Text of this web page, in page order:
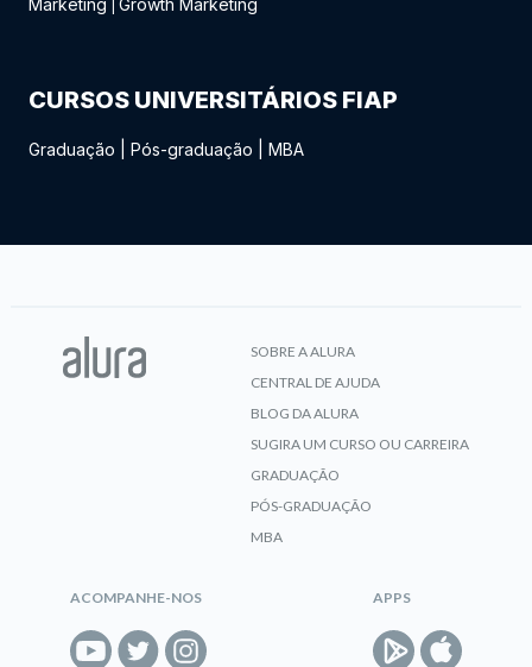
Marketing
Growth Marketing
CURSOS UNIVERSITÁRIOS FIAP
Graduação Pós-graduação MBA
SOBRE A ALURA
CENTRAL DE AJUDA
BLOG DA ALURA
SUGIRA UM CURSO OU CARREIRA
GRADUAÇÃO
PÓS-GRADUAÇÃO
MBA
ACOMPANHE-NOS APPS